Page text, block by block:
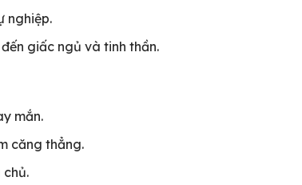
nghiệp.
giấc ngủ và tinh thần.
mắn.
căng thẳng.